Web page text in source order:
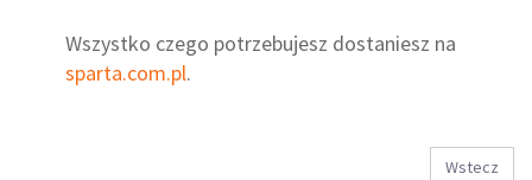
Wszystko czego potrzebujesz dostaniesz na
sparta.com.pl.
Wstecz